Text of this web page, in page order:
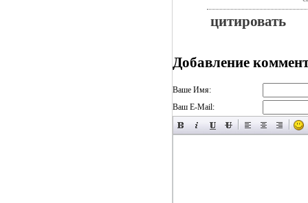
цитировать
Добавление
Ваше Имя:
Ваш E-Mail: